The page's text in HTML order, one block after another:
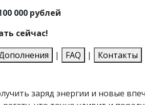
000 рублей
сейчас!
| FAQ | Контакты
заряд энергии и новые